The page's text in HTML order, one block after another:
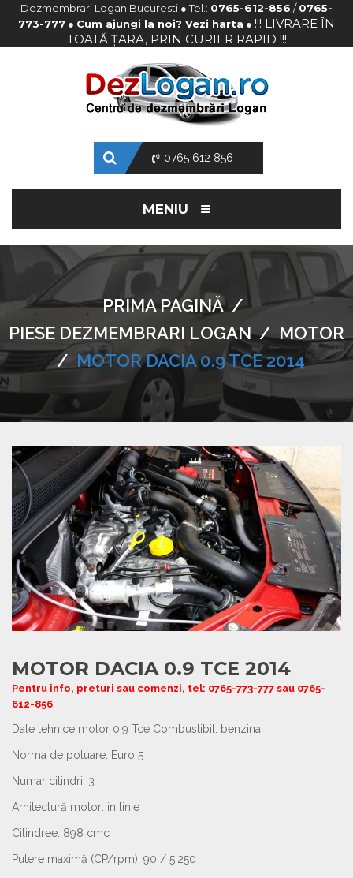
Dezmembrari Logan Bucuresti ● Tel.: 0765-612-856 /0765-
773-777 ● Cum ajungi la noi? Vezi harta ● !!! LIVRARE ÎN
TOATĂ ȚARA, PRIN CURIER RAPID !!!
0765 612 856
MENIU ≡
PRIMA PAGINĂ /
PIESE DEZMEMBRARI LOGAN / MOTOR
/ MOTOR DACIA 0.9 TCE 2014
MOTOR DACIA 0.9 TCE 2014
Pentru info, preturi sau comenzi, tel: 0765-773-777 sau 0765-
612-856
Date tehnice motor 0.9 Tce Combustibil: benzina
Norma de poluare: Euro 5
Numar cilindri: 3
Arhitectură motor: in linie
Cilindree: 898 cmc
Putere maximă (CP/rpm): 90 / 5.250